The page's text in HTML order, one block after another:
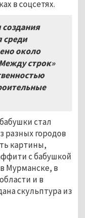
в соцсетях.
среди
около
строк»
стал
городов
картины,
с бабушкой
Мурманске, в
и в
скульптура из